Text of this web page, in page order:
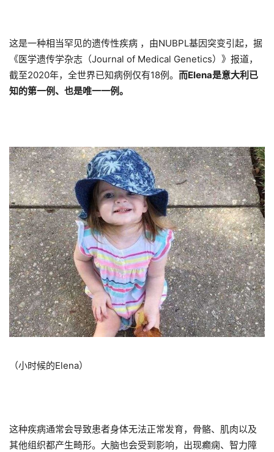
这是一种相当罕见的遗传性疾病 ，由NUBPL基因突变引起，据
《医学遗传学杂志（Journal of Medical Genetics）》报道，
截至2020年，全世界已知病例仅有18例。 而Elena是意大利已
知的第一例、也是唯一一例。
（小时候的Elena）
这种疾病通常会导致患者身体无法正常发育，骨骼、肌肉以及
其他组织都产生畸形。大脑也会受到影响，出现癫痫、智力障